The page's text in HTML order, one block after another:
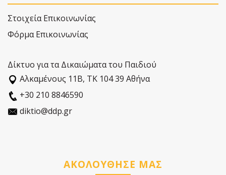
Στοιχεία Επικοινωνίας
Φόρμα Επικοινωνίας
Δίκτυο για τα Δικαιώματα του Παιδιού
Αλκαµένους 11Β, ΤΚ 104 39 Αθήνα
+30 210 8846590
diktio@ddp.gr
ΑΚΟΛΟΥΘΗΣΕ ΜΑΣ